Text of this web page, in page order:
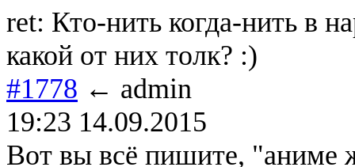
ret: Кто-нить когда-нить в
какой от них толк? :)
#1778 ← admin
19:23 14.09.2015
Вот вы всё пишите, "аниме